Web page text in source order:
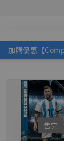
售完